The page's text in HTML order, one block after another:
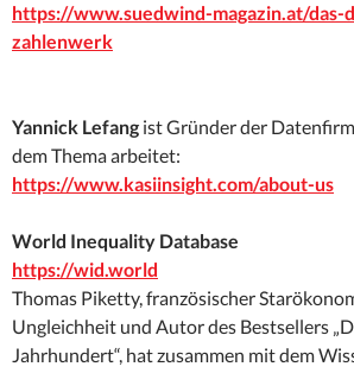
https://www.suedwind-magazin.at/das-
zahlenwerk
Yannick Lefang ist Gründer der
dem Thema arbeitet:
https://www.kasiinsight.com/about-us
World Inequality Database
https://wid.world
Thomas Piketty, französischer
Ungleichheit und Autor des Bestsellers
Jahrhundert“, hat zusammen mit dem